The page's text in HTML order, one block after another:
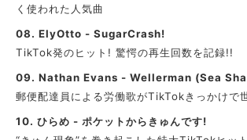
く使われた人気曲
08. ElyOtto - SugarCrash!
TikTok発のヒット! 驚愕の再生回数を記録!!
09. Nathan Evans - Wellerman (Sea
郵便配達員による労働歌がTikTokきっかけで
10. ひらめ - ポケットからきゅんです!